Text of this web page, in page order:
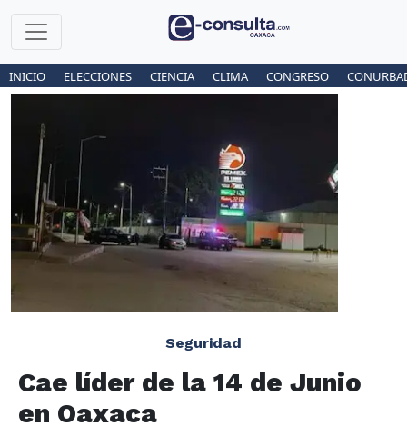
INICIO ELECCIONES CIENCIA CLIMA CONGRESO
Seguridad
Cae líder de la 14 de Junio
en Oaxaca